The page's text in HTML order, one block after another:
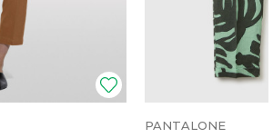
PANTALONE